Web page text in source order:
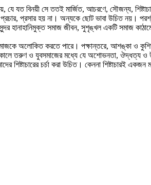
যত বিনয়ী সে ততই মার্জিত, আচরণে, সৌজন্য,
প্রসার হয় না। অন্যকে ছোট ভাবা উচিত নয়।
হানাহানিমুক্ত সমাজ জীবন, সুশৃঙ্খল একটি সমাজ
অলোকিত করতে পারে। পক্ষান্তরে, আশঙ্কা ও
তরুণ ও যুবসমাজের মধ্যে যে অশােভনতা, ঔদ্ধত্য
চর্চা করা উচিত। কেননা শিষ্টাচারই একজন